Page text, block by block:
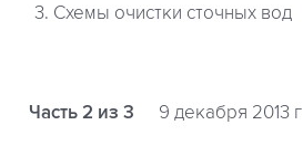
3. Схемы очистки сточных вод
Часть 2 из 3 9 декабря 2013 г